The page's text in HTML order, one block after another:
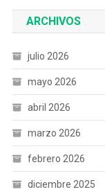
ARCHIVOS
julio 2026
mayo 2026
abril 2026
marzo 2026
febrero 2026
diciembre 2025